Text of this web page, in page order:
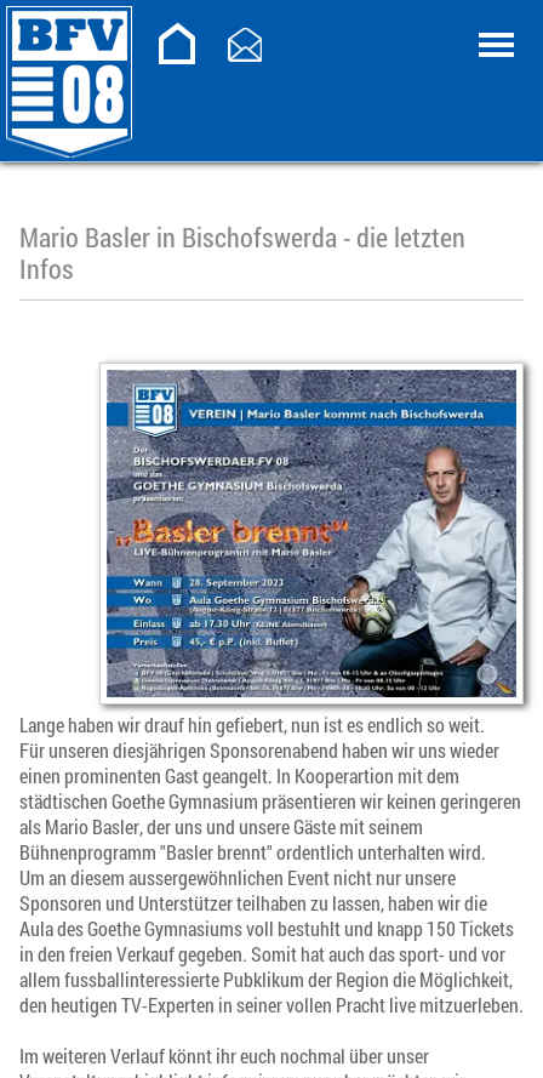
Mario Basler in Bischofswerda - die letzten
Infos
Lange haben wir drauf hin gefiebert, nun ist es endlich so weit.
Für unserendiesjährigen Sponsorenabend haben wir uns wieder
einen prominenten Gast geangelt. In Kooperartion mit dem
städtischen Goethe Gymnasium präsentieren wir keinen geringeren
als Mario Basler, der uns und unsere Gäste mit seinem
Bühnenprogramm "Basler brennt" ordentlich unterhalten wird.
Um an diesem aussergewöhnlichen Event nicht nur unsere
Sponsoren und Unterstützer teilhaben zu lassen, haben wir die
Aula des Goethe Gymnasiums voll bestuhlt und knapp 150 Tickets
in den freien Verkauf gegeben. Somit hat auch das sport- und vor
allem fussballinteressierte Pubklikum der Region die Möglichkeit,
den heutigen TV-Experten in seiner vollen Pracht live mitzuerleben.
Im weiteren Verlauf könnt ihr euch nochmal über unser